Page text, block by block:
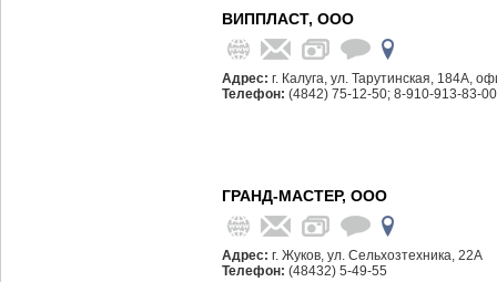
ВИППЛАСТ, ООО
Адрес: г. Калуга, ул. Тарутинская, 184А,
Телефон: (4842) 75-12-50; 8-910-913-83-00
ГРАНД-МАСТЕР, ООО
Адрес: г. Жуков, ул. Сельхозтехника, 22А
Телефон: (48432) 5-49-55